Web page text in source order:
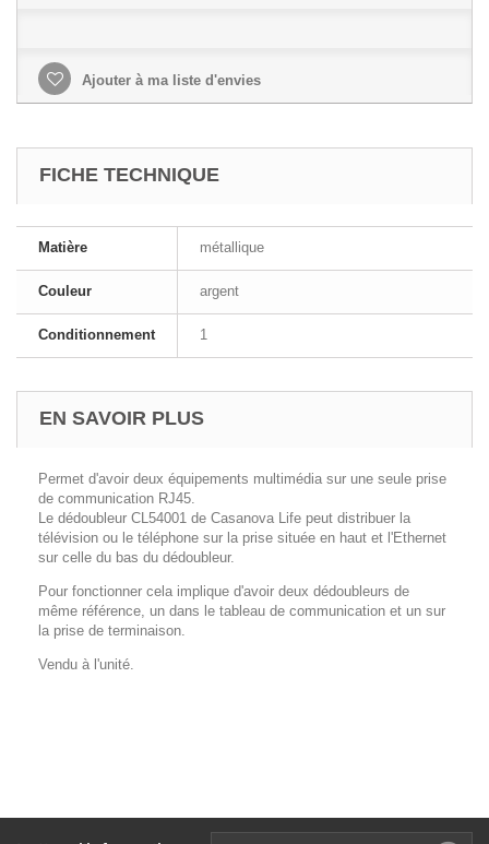
Ajouter à ma liste d'envies
FICHE TECHNIQUE
Matière métallique
Couleur argent
Conditionnement 1
EN SAVOIR PLUS
Permet d'avoir deux équipements multimédia sur une seule prise
de communication RJ45.
Le dédoubleur CL54001 de Casanova Life peut distribuer la
télévision ou le téléphone sur la prise située en haut et l'Ethernet
sur celle du bas du dédoubleur.
Pour fonctionner cela implique d'avoir deux dédoubleurs de
même référence, un dans le tableau de communication et un sur
la prise de terminaison.
Vendu à l'unité.